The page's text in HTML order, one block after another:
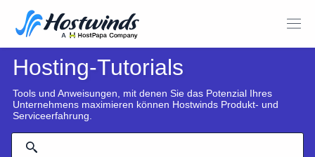
Hosting-Tutorials
Tools und Anweisungen, mit denen Sie das Potenzial Ihres
Unternehmens maximieren können Hostwinds Produkt- und
Serviceerfahrung.